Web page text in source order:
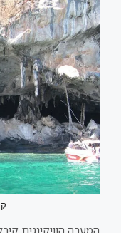
המערה הוויקינגית